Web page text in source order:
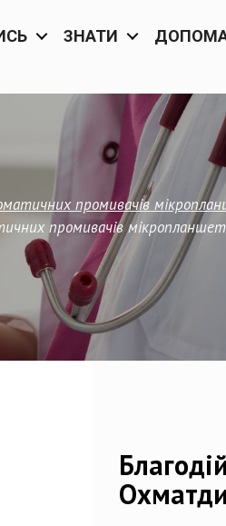
ЗНАТИ
промивачів
промивачів